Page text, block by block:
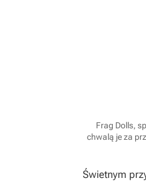
Frag Dolls,
chwalą je za
Świetnym